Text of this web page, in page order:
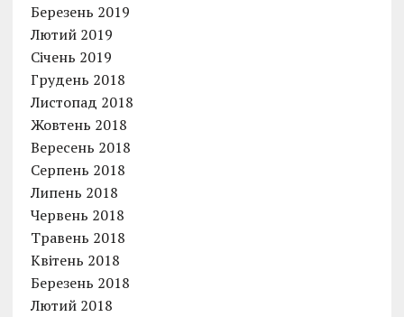
Березень 2019
Лютий 2019
Січень 2019
Грудень 2018
Листопад 2018
Жовтень 2018
Вересень 2018
Серпень 2018
Липень 2018
Червень 2018
Травень 2018
Квітень 2018
Березень 2018
Лютий 2018